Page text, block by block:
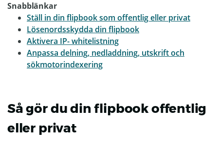
Snabblänkar
Ställ in din flipbook som offentlig eller privat
Lösenordsskydda din flipbook
Aktivera IP- whitelistning
Anpassa delning, nedladdning, utskrift och
sökmotorindexering
Så gör du din flipbook offentlig
eller privat